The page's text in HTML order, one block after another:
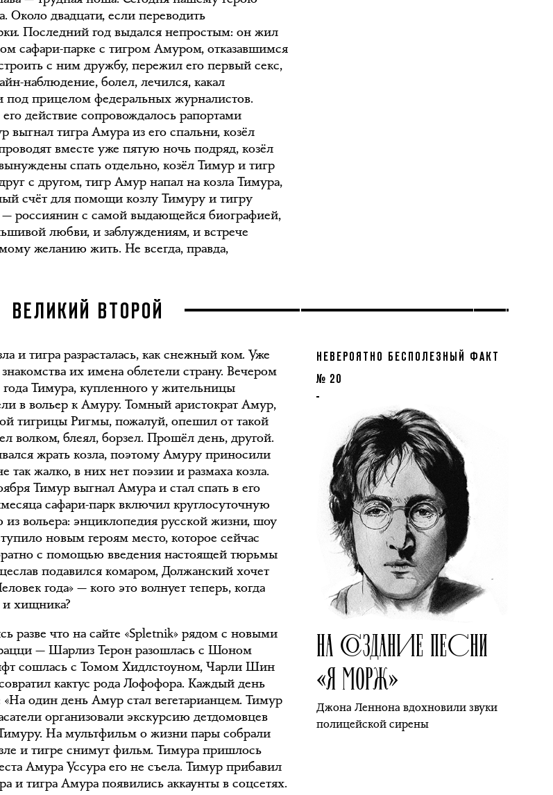
Около двадцати, если переводить
Последний год выдался непростым: он жил
сафари-парке с тигром Амуром, отказавшимся
с ним дружбу, пережил его первый секс,
наблюдение, болел, лечился, какал
прицелом федеральных журналистов.
действие сопровождалось рапортами
выгнал тигра Амура из его спальни, козёл
вместе уже пятую ночь подряд, козёл
спать отдельно, козёл Тимур и тигр
с другом, тигр Амур напал на козла Тимура,
счёт для помощи козлу Тимуру и тигру
россиянин с самой выдающейся биографией,
любви, и заблуждениям, и встрече
желанию жить. Не всегда, правда,
ВЕЛИКИЙ ВТОРОЙ
и тигра разрасталась, как снежный ком. Уже
их имена облетели страну. Вечером
Тимура, купленного у жительницы
в вольер к Амуру. Томный аристократ Амур,
тигрицы Ригмы, пожалуй, опешил от такой
волком, блеял, борзел. Прошёл день, другой.
жрать козла, поэтому Амуру приносили
так жалко, в них нет поэзии и размаха козла.
Тимур выгнал Амура и стал спать в его
сафари-парк включил круглосуточную
вольера: энциклопедия русской жизни, шоу
новым героям место, которое сейчас
с помощью введения настоящей тюрьмы
подавился комаром, Должанский хочет
года» — кого это волнует теперь, когда
хищника?
разве что на сайте «Spletnik» рядом с новыми
— Шарлиз Терон разошлась с Шоном
сошлась с Томом Хидлстоуном, Чарли Шин
кактус рода Лофофора. Каждый день
один день Амур стал вегетарианцем. Тимур
организовали экскурсию детдомовцев
На мультфильм о жизни пары собрали
и тигре снимут фильм. Тимура пришлось
Амура Уссура его не съела. Тимур прибавил
и тигра Амура появились аккаунты в соцсетях.
НЕВЕРОЯТНО БЕСПОЛЕЗНЫЙ ФАКТ
№ 20
НА СОЗДАНИЕ ПЕСНИ
«Я МОРЖ»
Джона Леннона вдохновили звуки
полицейской сирены